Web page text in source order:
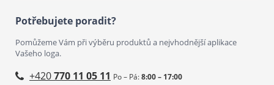
Potřebujete poradit?
Pomůžeme Vám při výběru produktů a nejvhodnější aplikace
Vašeho loga.
+420770 11 05 11 Po – Pá:8:00 – 17:00